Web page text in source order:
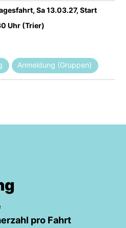
Sa 13.03.27, Start
Uhr (Trier)
Anmeldung (Gruppen)
pro Fahrt